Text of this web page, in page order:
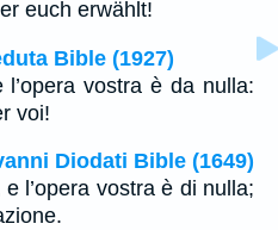
euch erwählt!
Bible (1927)
vostra è da nulla:
voi!
Diodati Bible (1649)
l’opera vostra è di nulla;